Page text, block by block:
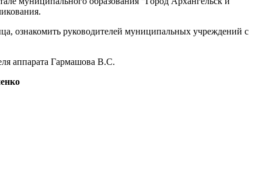
ознакомить руководителей муниципальных учреждений с
аппарата Гармашова В.С.